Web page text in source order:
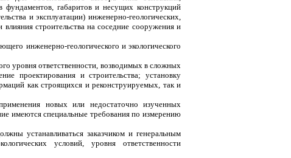
габаритов и несущих конструкций
и эксплуатации) инженерно-геологических,
влияния строительства на соседние сооружения и
инженерно-геологического и экологического
уровня ответственности, возводимых в сложных
проектирования и строительства; установку
как строящихся и реконструируемых, так и
новых или недостаточно изученных
имеются специальные требования по измерению
устанавливаться заказчиком и генеральным
условий, уровня ответственности